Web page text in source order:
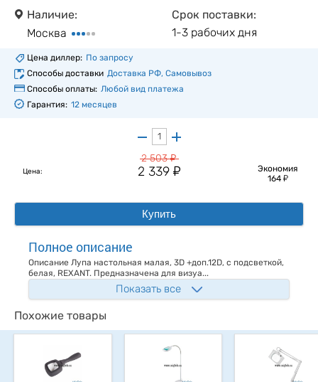
Наличие:
Москва
Срок поставки:
1-3 рабочих дня
Цена диллер: По запросу
Способы доставки Доставка РФ, Самовывоз
Способы оплаты: Любой вид платежа
Гарантия: 12 месяцев
Цена:
2 503у
2 339 у
Экономия
164 у
Купить
Полное описание
Описание Лупа настольная малая, 3D +доп.12D, с подсветкой,
белая, REXANT. Предназначена для визуа...
Показать все
Похожие товары